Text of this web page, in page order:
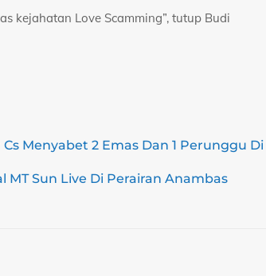
kejahatan Love Scamming”, tutup Budi
Menyabet 2 Emas Dan 1 Perunggu Di
Sun Live Di Perairan Anambas